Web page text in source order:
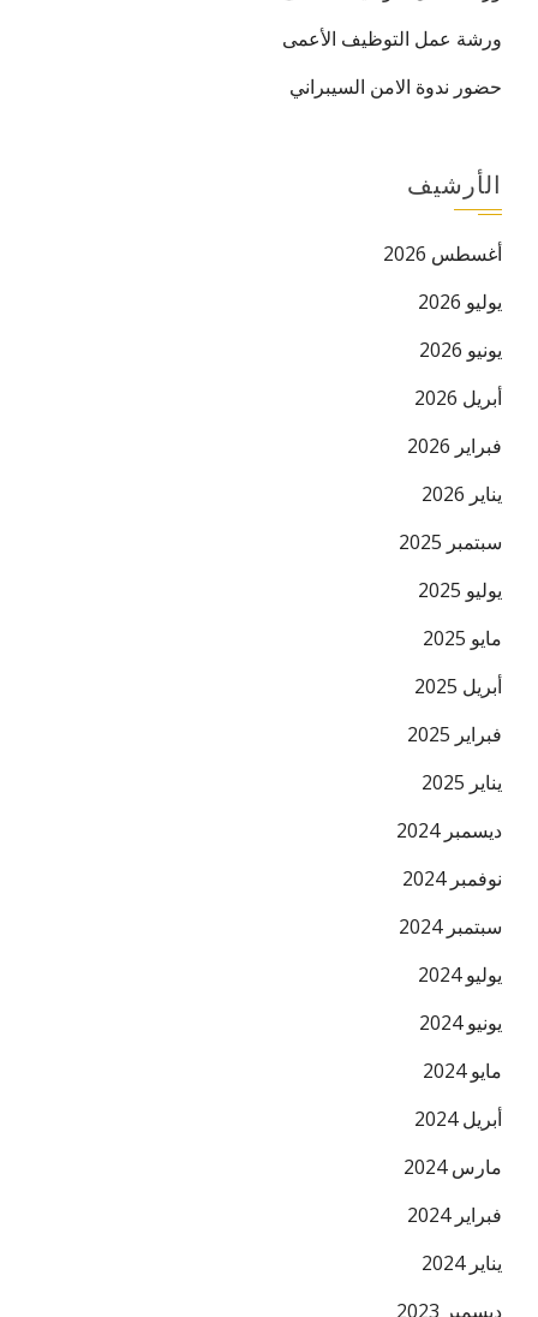
ورشة عمل التوظيف الأعمى
حضور ندوة الامن السيبراني
الأرشيف
أغسطس 2026
يوليو 2026
يونيو 2026
أبريل 2026
فبراير 2026
يناير 2026
سبتمبر 2025
يوليو 2025
مايو 2025
أبريل 2025
فبراير 2025
يناير 2025
ديسمبر 2024
نوفمبر 2024
سبتمبر 2024
يوليو 2024
يونيو 2024
مايو 2024
أبريل 2024
مارس 2024
فبراير 2024
يناير 2024
ديسمبر 2023